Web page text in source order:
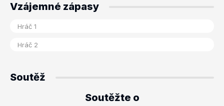
Vzájemné zápasy
Soutěž
Soutěžte o